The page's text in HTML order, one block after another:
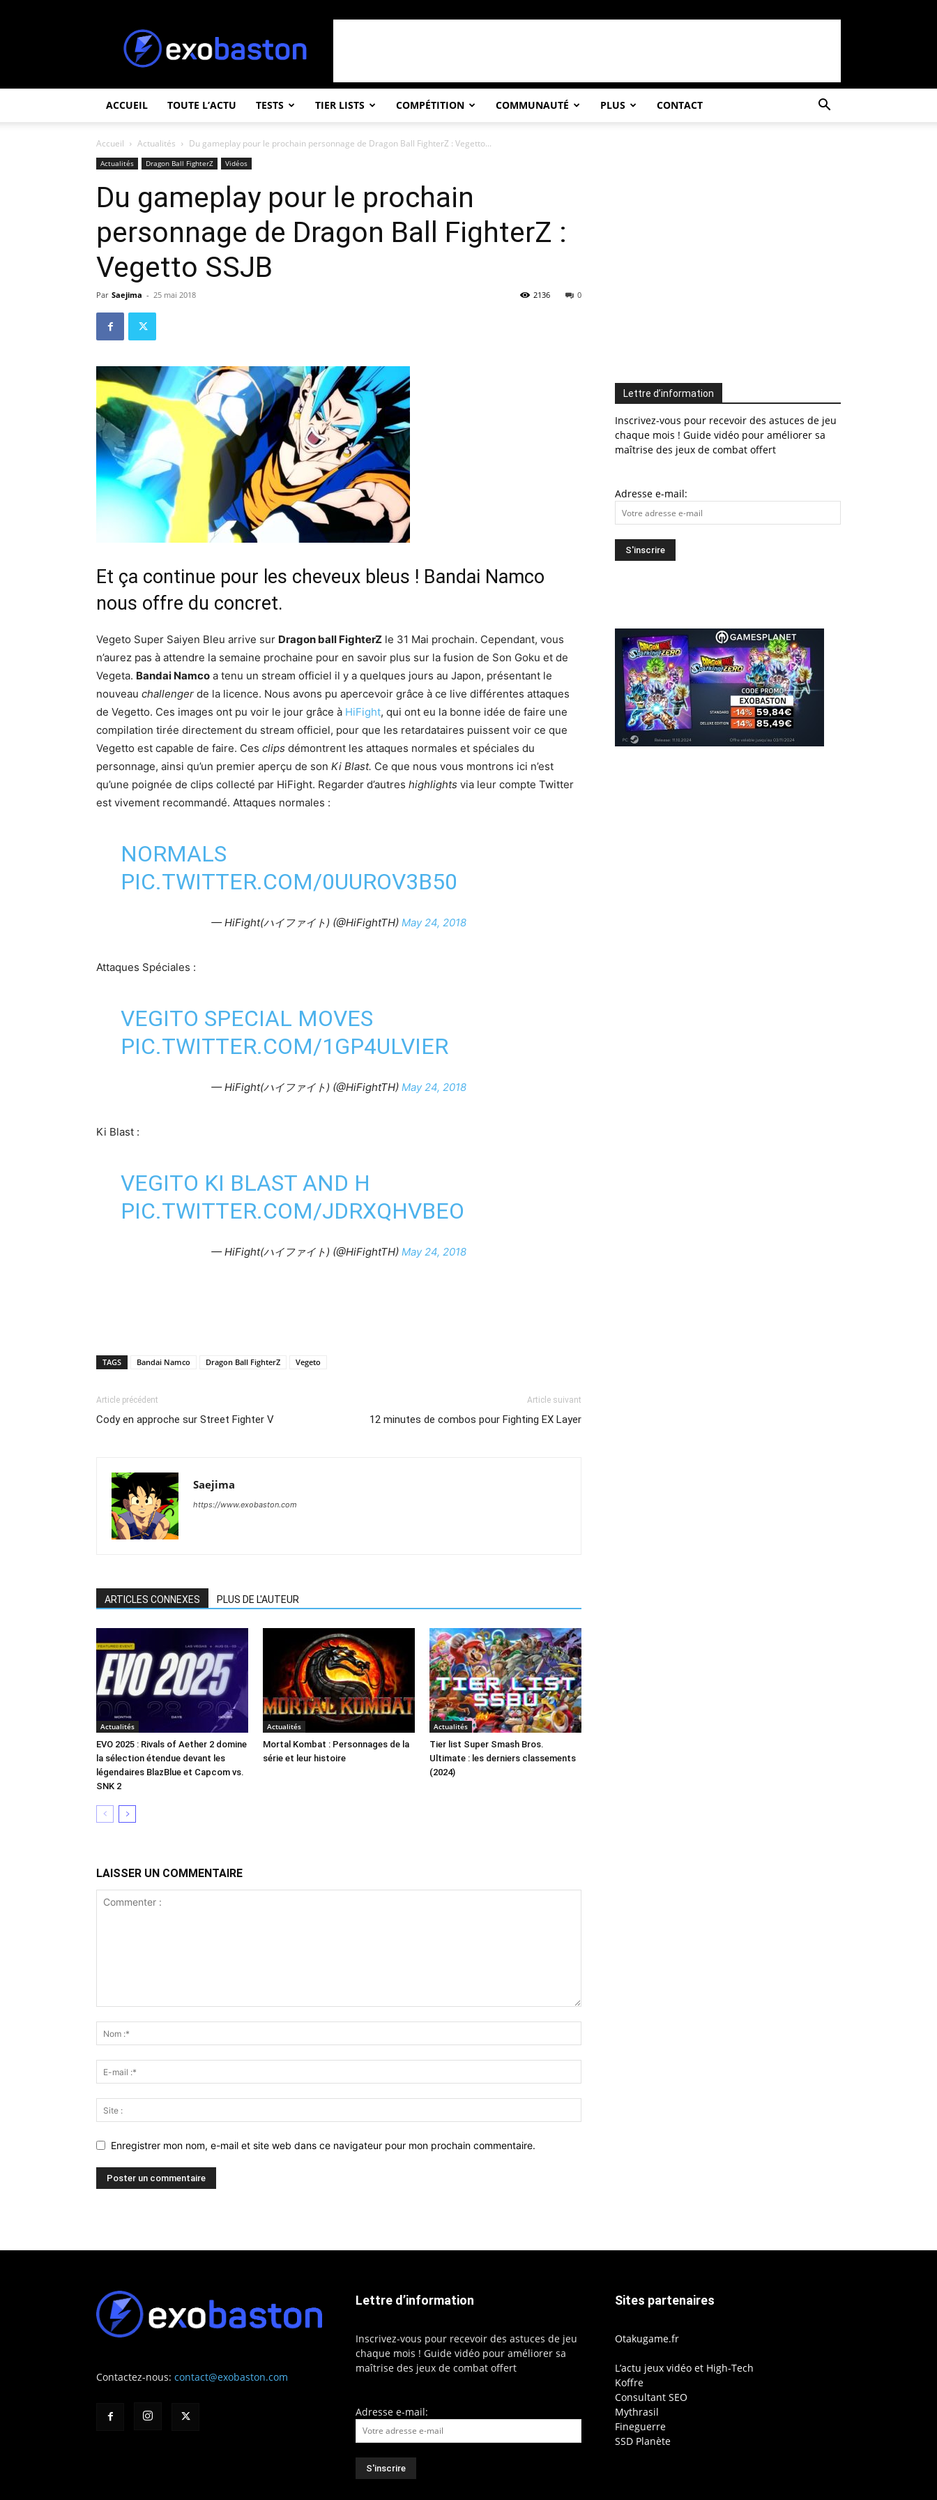
ACCUEIL TOUTE L’ACTU TESTS TIER LISTS COMPÉTITION COMMUNAUTÉ PLUS CONTACT
Accueil Actualités Du gameplay pour le prochain personnage de Dragon Ball FighterZ : Vegetto...
Actualités Dragon Ball FighterZ Vidéos
Du gameplay pour le prochain
personnage de Dragon Ball FighterZ :
Vegetto SSJB
Par Saejima - 25 mai 2018 0
2136
Et ça continue pour les cheveux bleus ! Bandai Namco
nous offre du concret.
Vegeto Super Saiyen Bleu arrive sur Dragon ball FighterZ le 31 Mai prochain. Cependant, vous
n’aurez pas à attendre la semaine prochaine pour en savoir plus sur la fusion de Son Goku et de
Vegeta. Bandai Namco a tenu un stream officiel il y a quelques jours au Japon, présentant le
nouveau challenger de la licence. Nous avons pu apercevoir grâce à ce live différentes attaques
de Vegetto. Ces images ont pu voir le jour grâce à HiFight, qui ont eu la bonne idée de faire une
compilation tirée directement du stream officiel, pour que les retardataires puissent voir ce que
Vegetto est capable de faire. Ces clips démontrent les attaques normales et spéciales du
personnage, ainsi qu’un premier aperçu de son Ki Blast. Ce que nous vous montrons ici n’est
qu’une poignée de clips collecté par HiFight. Regarder d’autres highlights via leur compte Twitter
est vivement recommandé. Attaques normales :
NORMALS
PIC.TWITTER.COM/0UUROV3B50
— HiFight(ハイファイト) (@HiFightTH) May 24, 2018
Attaques Spéciales :
VEGITO SPECIAL MOVES
PIC.TWITTER.COM/1GP4ULVIER
— HiFight(ハイファイト) (@HiFightTH) May 24, 2018
Ki Blast :
VEGITO KI BLAST AND H
PIC.TWITTER.COM/JDRXQHVBEO
— HiFight(ハイファイト) (@HiFightTH) May 24, 2018
TAGS Bandai Namco Dragon Ball FighterZ Vegeto
Article précédent
Cody en approche sur Street Fighter V
Article suivant
12 minutes de combos pour Fighting EX Layer
Saejima
https://www.exobaston.com
ARTICLES CONNEXES PLUS DE L'AUTEUR
Actualités
EVO 2025 : Rivals of Aether 2 domine
la sélection étendue devant les
légendaires BlazBlue et Capcom vs.
SNK 2
Actualités
Mortal Kombat : Personnages de la
série et leur histoire
Actualités
Tier list Super Smash Bros.
Ultimate : les derniers classements
(2024)
LAISSER UN COMMENTAIRE
Enregistrer mon nom, e-mail et site web dans ce navigateur pour mon prochain commentaire.
Lettre d’information
Inscrivez-vous pour recevoir des astuces de jeu
chaque mois ! Guide vidéo pour améliorer sa
maîtrise des jeux de combat offert
Adresse e-mail:
Contactez-nous: contact@exobaston.com
Lettre d’information
Inscrivez-vous pour recevoir des astuces de jeu
chaque mois ! Guide vidéo pour améliorer sa
maîtrise des jeux de combat offert
Adresse e-mail:
Sites partenaires
Otakugame.fr
L’actu jeux vidéo et High-Tech
Koffre
Consultant SEO
Mythrasil
Fineguerre
SSD Planète